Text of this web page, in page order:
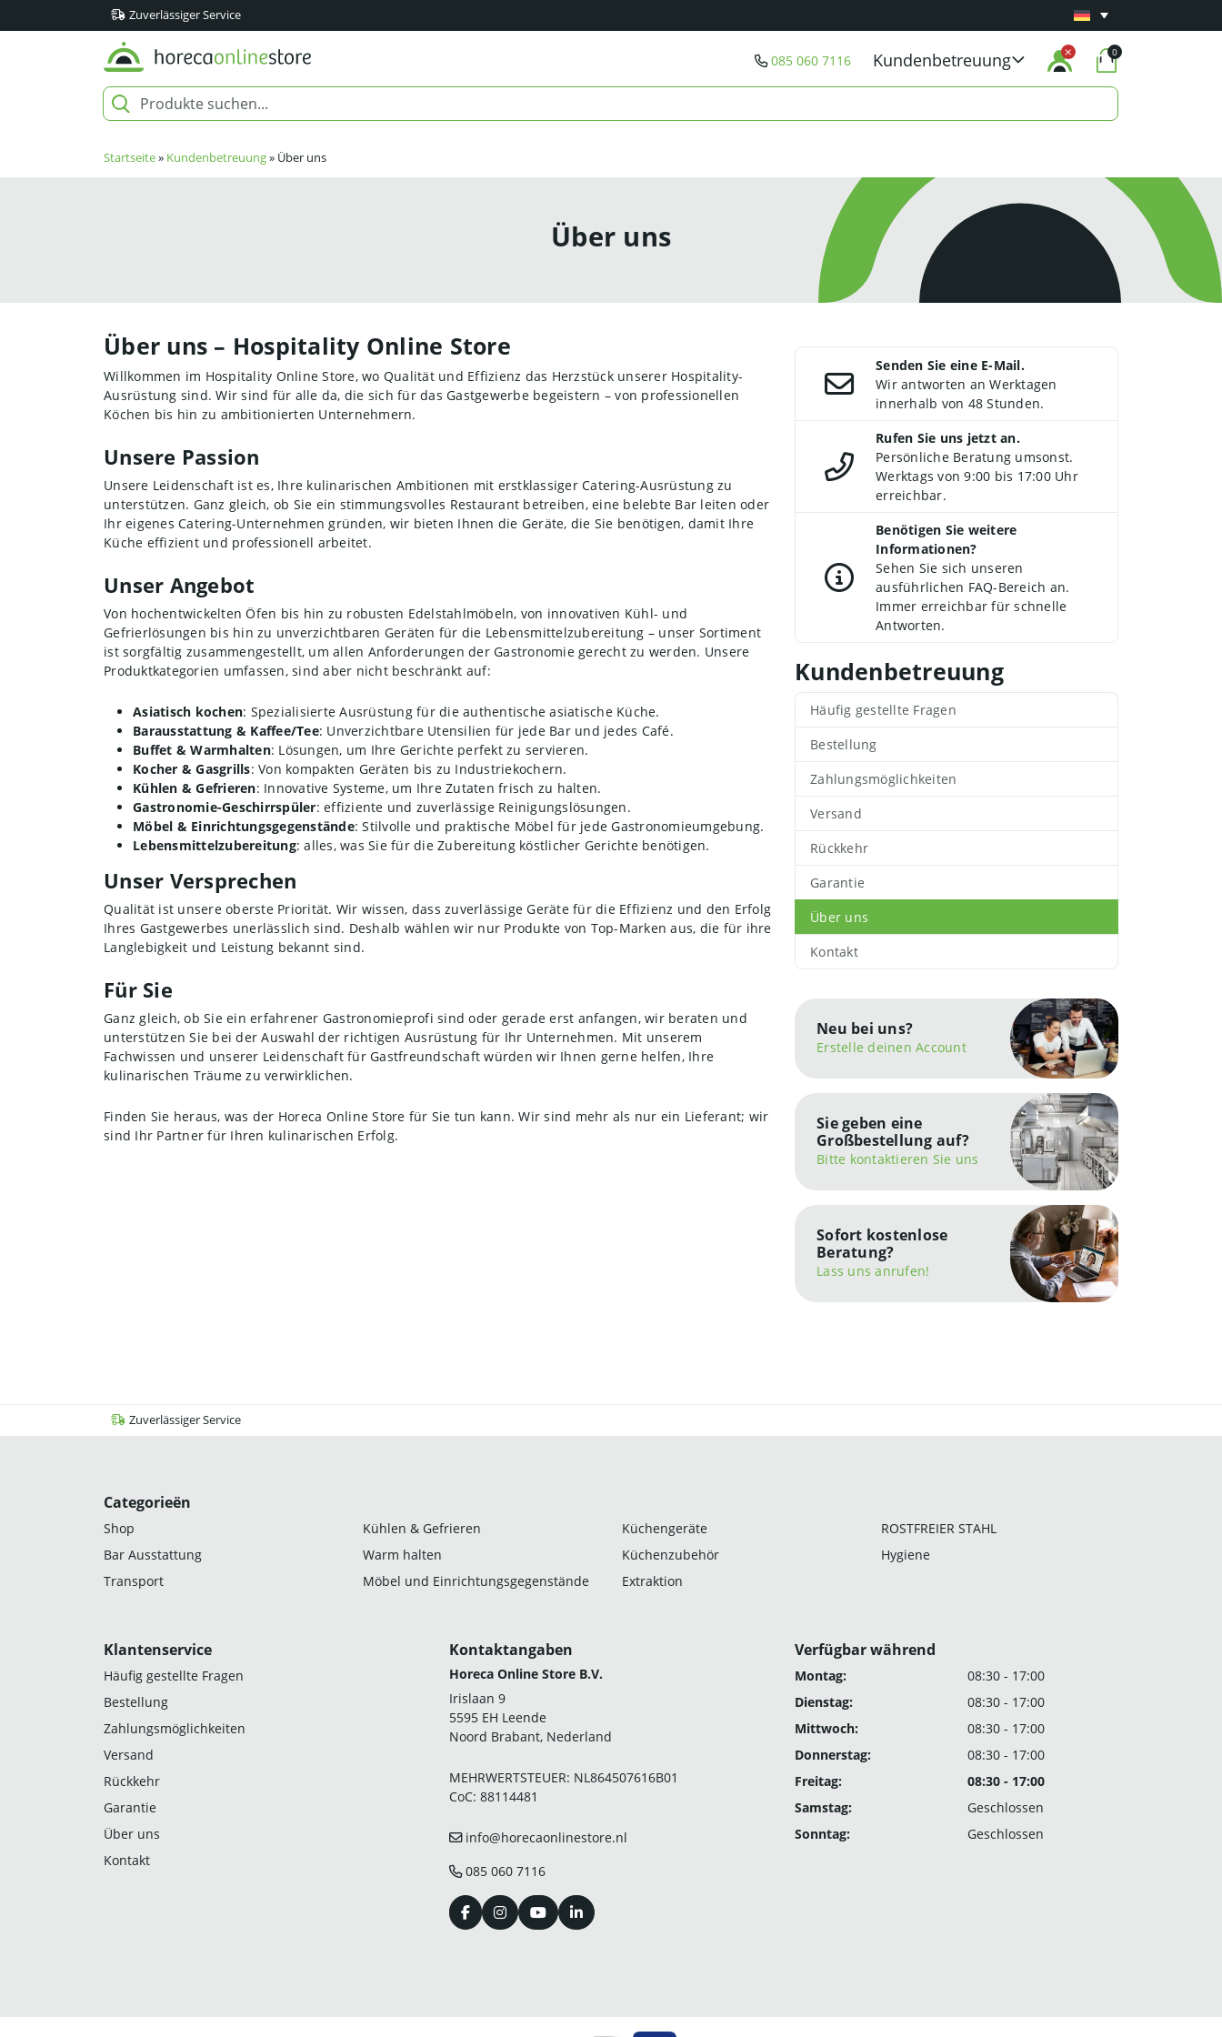
Zuverlässiger Service Carry-in-Garantie
085 060 7116 Kundenbetreuung 0
Startseite» Kundenbetreuung» Über uns
Über uns
Über uns – Hospitality Online Store
Willkommen im Hospitality Online Store, wo Qualität und Effizienz das Herzstück unserer Hospitality-
Ausrüstung sind. Wir sind für alle da, die sich für das Gastgewerbe begeistern – von professionellen
Köchen bis hin zu ambitionierten Unternehmern.
Unsere Passion
Unsere Leidenschaft ist es, Ihre kulinarischen Ambitionen mit erstklassiger Catering-Ausrüstung zu
unterstützen. Ganz gleich, ob Sie ein stimmungsvolles Restaurant betreiben, eine belebte Bar leiten oder
Ihr eigenes Catering-Unternehmen gründen, wir bieten Ihnen die Geräte, die Sie benötigen, damit Ihre
Küche effizient und professionell arbeitet.
Unser Angebot
Von hochentwickelten Öfen bis hin zu robusten Edelstahlmöbeln, von innovativen Kühl- und
Gefrierlösungen bis hin zu unverzichtbaren Geräten für die Lebensmittelzubereitung – unser Sortiment
ist sorgfältig zusammengestellt, um allen Anforderungen der Gastronomie gerecht zu werden. Unsere
Produktkategorien umfassen, sind aber nicht beschränkt auf:
Asiatisch kochen: Spezialisierte Ausrüstung für die authentische asiatische Küche.
Barausstattung & Kaffee/Tee: Unverzichtbare Utensilien für jede Bar und jedes Café.
Buffet & Warmhalten: Lösungen, um Ihre Gerichte perfekt zu servieren.
Kocher & Gasgrills: Von kompakten Geräten bis zu Industriekochern.
Kühlen & Gefrieren: Innovative Systeme, um Ihre Zutaten frisch zu halten.
Gastronomie-Geschirrspüler: effiziente und zuverlässige Reinigungslösungen.
Möbel & Einrichtungsgegenstände: Stilvolle und praktische Möbel für jede Gastronomieumgebung.
Lebensmittelzubereitung: alles, was Sie für die Zubereitung köstlicher Gerichte benötigen.
Unser Versprechen
Qualität ist unsere oberste Priorität. Wir wissen, dass zuverlässige Geräte für die Effizienz und den Erfolg
Ihres Gastgewerbes unerlässlich sind. Deshalb wählen wir nur Produkte von Top-Marken aus, die für ihre
Langlebigkeit und Leistung bekannt sind.
Für Sie
Ganz gleich, ob Sie ein erfahrener Gastronomieprofi sind oder gerade erst anfangen, wir beraten und
unterstützen Sie bei der Auswahl der richtigen Ausrüstung für Ihr Unternehmen. Mit unserem
Fachwissen und unserer Leidenschaft für Gastfreundschaft würden wir Ihnen gerne helfen, Ihre
kulinarischen Träume zu verwirklichen.
Finden Sie heraus, was der Horeca Online Store für Sie tun kann. Wir sind mehr als nur ein Lieferant; wir
sind Ihr Partner für Ihren kulinarischen Erfolg.
Senden Sie eine E-Mail.
Wir antworten an Werktagen
innerhalb von 48 Stunden.
Rufen Sie uns jetzt an.
Persönliche Beratung umsonst.
Werktags von 9:00 bis 17:00 Uhr
erreichbar.
Benötigen Sie weitere
Informationen?
Sehen Sie sich unseren
ausführlichen FAQ-Bereich an.
Immer erreichbar für schnelle
Antworten.
Kundenbetreuung
Häufig gestellte Fragen
Bestellung
Zahlungsmöglichkeiten
Versand
Rückkehr
Garantie
Über uns
Kontakt
Neu bei uns?
Erstelle deinen Account
Sie geben eine
Großbestellung auf?
Bitte kontaktieren Sie uns
Sofort kostenlose
Beratung?
Lass uns anrufen!
Zuverlässiger Service
Categorieën
Shop Kühlen & Gefrieren Küchengeräte
ROSTFREIER STAHL
Bar Ausstattung
Warm halten Küchenzubehör
Hygiene
Transport
Möbel und Einrichtungsgegenstände Extraktion
Klantenservice
Häufig gestellte Fragen
Bestellung
Zahlungsmöglichkeiten
Versand
Rückkehr
Garantie
Über uns
Kontakt
Kontaktangaben
Horeca Online Store B.V.
Irislaan 9
5595 EH Leende
Noord Brabant, Nederland
MEHRWERTSTEUER: NL864507616B01
CoC: 88114481
info@horecaonlinestore.nl
085 060 7116
Verfügbar während
Montag:
08:30 - 17:00
Dienstag:
08:30 - 17:00
Mittwoch:
08:30 - 17:00
Donnerstag:
08:30 - 17:00
Freitag:
08:30 - 17:00
Samstag:
Geschlossen
Sonntag:
Geschlossen